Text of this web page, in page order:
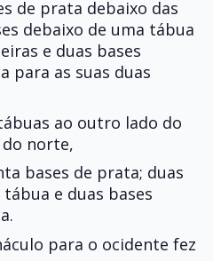
de prata debaixo das
debaixo de uma tábua
e duas bases
para as suas duas
ao outro lado do
norte,
bases de prata; duas
e duas bases
para o ocidente fez